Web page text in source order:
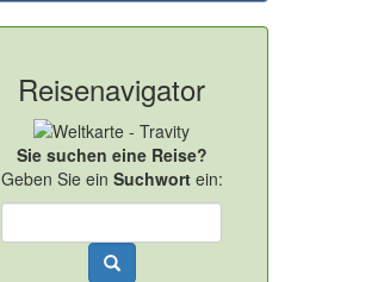
Reisenavigator
Sie suchen eine Reise?
Geben Sie ein Suchwortein: